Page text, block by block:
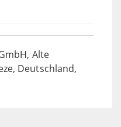
Alte
Deutschland,